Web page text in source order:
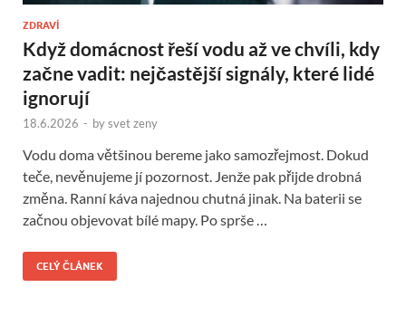
ZDRAVÍ
Když domácnost řeší vodu až ve chvíli, kdy
začne vadit: nejčastější signály, které lidé
ignorují
18.6.2026 - bysvet zeny
Vodu doma většinou bereme jako samozřejmost. Dokud
teče, nevěnujeme jí pozornost. Jenže pak přijde drobná
změna. Ranní káva najednou chutná jinak. Na baterii se
začnou objevovat bílé mapy. Po sprše …
CELÝ ČLÁNEK